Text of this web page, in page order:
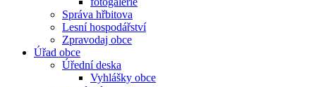
Správa hřbitova
Lesní hospodářství
Zpravodaj obce
Úřad obce
Úřední deska
Vyhlášky obce